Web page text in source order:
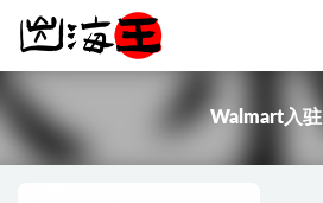
Walmart入驻
全部